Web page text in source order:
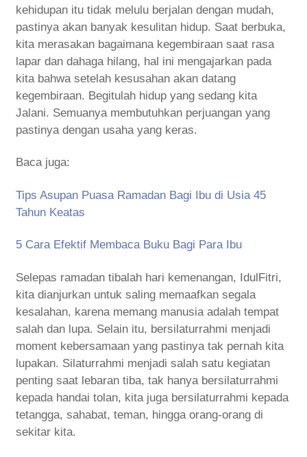
kehidupan itu tidak melulu berjalan dengan mudah,
pastinya akan banyak kesulitan hidup. Saat berbuka,
kita merasakan bagaimana kegembiraan saat rasa
lapar dan dahaga hilang, hal ini mengajarkan pada
kita bahwa setelah kesusahan akan datang
kegembiraan. Begitulah hidup yang sedang kita
Jalani. Semuanya membutuhkan perjuangan yang
pastinya dengan usaha yang keras.
Baca juga:
Tips Asupan Puasa Ramadan Bagi Ibu di Usia 45
Tahun Keatas
5 Cara Efektif Membaca Buku Bagi Para Ibu
Selepas ramadan tibalah hari kemenangan, IdulFitri,
kita dianjurkan untuk saling memaafkan segala
kesalahan, karena memang manusia adalah tempat
salah dan lupa. Selain itu, bersilaturrahmi menjadi
moment kebersamaan yang pastinya tak pernah kita
lupakan. Silaturrahmi menjadi salah satu kegiatan
penting saat lebaran tiba, tak hanya bersilaturrahmi
kepada handai tolan, kita juga bersilaturrahmi kepada
tetangga, sahabat, teman, hingga orang-orang di
sekitar kita.